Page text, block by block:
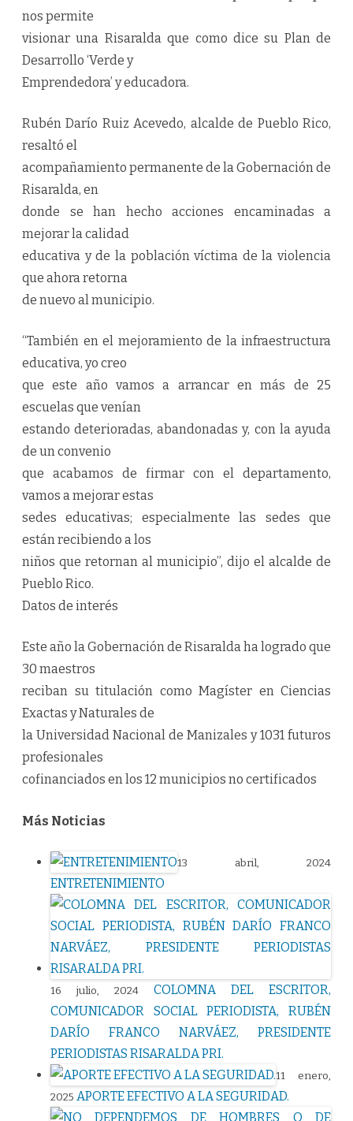
nos permite
visionar una Risaralda que como dice su Plan de
Desarrollo ‘Verde y
Emprendedora’ y educadora.
Rubén Darío Ruiz Acevedo, alcalde de Pueblo Rico,
resaltó el
acompañamiento permanente de la Gobernación de
Risaralda, en
donde se han hecho acciones encaminadas a
mejorar la calidad
educativa y de la población víctima de la violencia
que ahora retorna
de nuevo al municipio.
“También en el mejoramiento de la infraestructura
educativa, yo creo
que este año vamos a arrancar en más de 25
escuelas que venían
estando deterioradas, abandonadas y, con la ayuda
de un convenio
que acabamos de firmar con el departamento,
vamos a mejorar estas
sedes educativas; especialmente las sedes que
están recibiendo a los
niños que retornan al municipio”, dijo el alcalde de
Pueblo Rico.
Datos de interés
Este año la Gobernación de Risaralda ha logrado que
30 maestros
reciban su titulación como Magíster en Ciencias
Exactas y Naturales de
la Universidad Nacional de Manizales y 1031 futuros
profesionales
cofinanciados en los 12 municipios no certificados
Más Noticias
13 abril, 2024
ENTRETENIMIENTO
16 julio, 2024
COLOMNA DEL ESCRITOR,
COMUNICADOR SOCIAL PERIODISTA, RUBÉN
DARÍO FRANCO NARVÁEZ, PRESIDENTE
PERIODISTAS RISARALDA PRI.
11 enero,
2025 APORTE EFECTIVO A LA SEGURIDAD.